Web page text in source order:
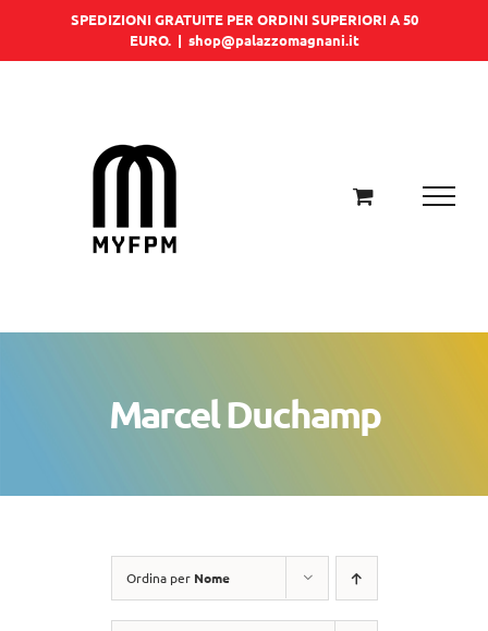
SPEDIZIONI GRATUITE PER ORDINI SUPERIORI A 50
EURO. | shop@palazzomagnani.it
Marcel Duchamp
Ordina per Nome